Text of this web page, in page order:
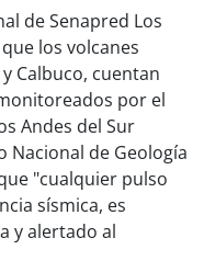
de Senapred Los
los volcanes
Calbuco, cuentan
por el
Andes del Sur
Nacional de Geología
"cualquier pulso
sísmica, es
y alertado al